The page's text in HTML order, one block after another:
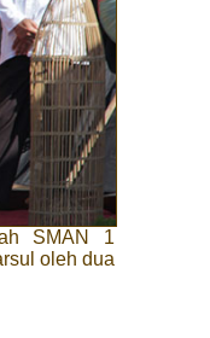
SMAN 1
oleh dua